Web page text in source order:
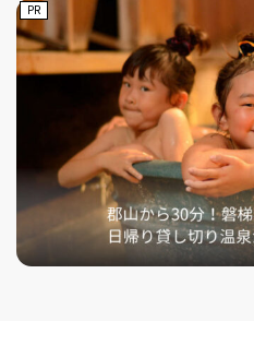
PR